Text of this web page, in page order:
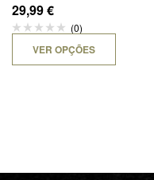
29,99€
(0)
VER OPÇÕES